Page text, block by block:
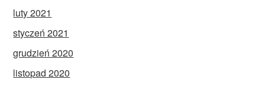
luty 2021
styczeń 2021
grudzień 2020
listopad 2020